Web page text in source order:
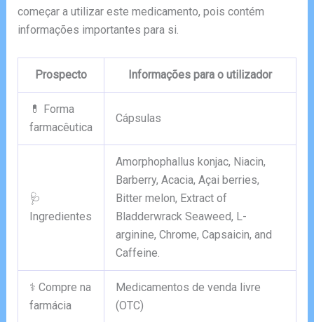
começar a utilizar este medicamento, pois contém
informações importantes para si.
Prospecto Informações para o utilizador
💊 Forma
farmacêutica
Cápsulas
🩺
Ingredientes
Amorphophallus konjac, Niacin,
Barberry, Acacia, Açai berries,
Bitter melon, Extract of
Bladderwrack Seaweed, L-
arginine, Chrome, Capsaicin, and
Caffeine.
⚕️ Compre na
farmácia
Medicamentos de venda livre
(OTC)